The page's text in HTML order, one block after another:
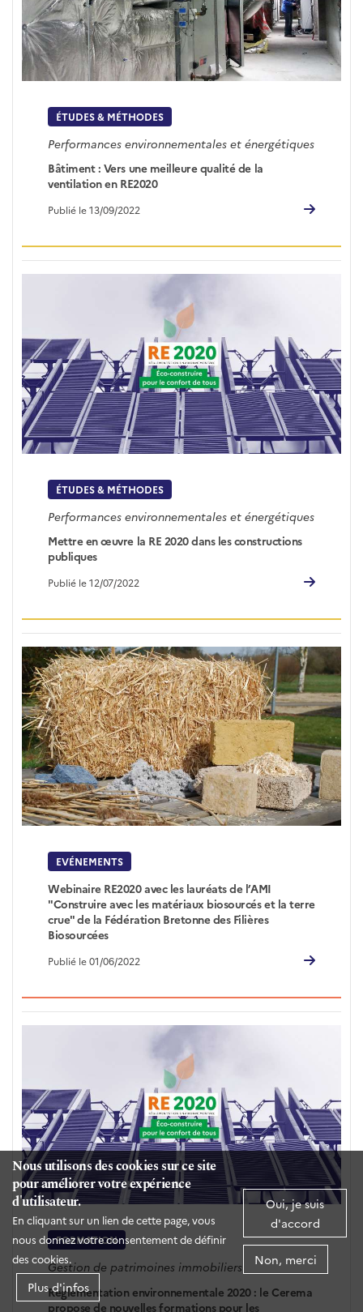
Nous utilisons des cookies sur ce site
pour améliorer votre expérience
d'utilisateur.
En cliquant sur un lien de cette page, vous
nous donnez votre consentement de définir
des cookies.
Plus d'infos
Oui, je suis
d'accord
Non, merci
ÉTUDES & MÉTHODES
Performances environnementales et énergétiques
Bâtiment : Vers une meilleure qualité de la
ventilation en RE2020
Publié le 13/09/2022
ÉTUDES & MÉTHODES
Performances environnementales et énergétiques
Mettre en œuvre la RE 2020 dans les constructions
publiques
Publié le 12/07/2022
EVÉNEMENTS
Webinaire RE2020 avec les lauréats de l’AMI
"Construire avec les matériaux biosourcés et la terre
crue" de la Fédération Bretonne des Filières
Biosourcées
Publié le 01/06/2022
FORMATION
Gestion de patrimoines immobiliers
Règlementation environnementale 2020 : le Cerema
propose de nouvelles formations pour les